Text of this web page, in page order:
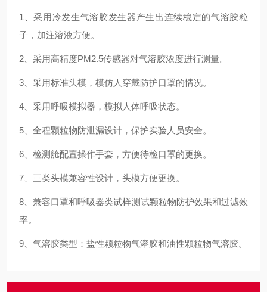
1、采用冷发生气溶胶发生器产生出连续稳定的气溶胶粒
子，加注溶液方便。
2、采用高精度PM2.5传感器对气溶胶浓度进行测量。
3、采用标准头模，模仿人穿戴防护口罩的情况。
4、采用呼吸模拟器，模拟人体呼吸状态。
5、全程颗粒物防泄漏设计，保护实验人员安全。
6、检测舱配置操作手套，方便待检口罩的更换。
7、三类头模兼容性设计，头模方便更换。
8、兼容口罩和呼吸器类试样测试颗粒物防护效果和过滤效
率。
9、气溶胶类型：盐性颗粒物气溶胶和油性颗粒物气溶胶。